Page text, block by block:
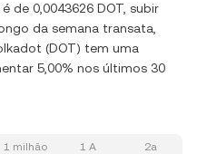
de 0,0043626 DOT, subir
da semana transata,
(DOT) tem uma
5,00% nos últimos 30
1 milhão 1 A 2a